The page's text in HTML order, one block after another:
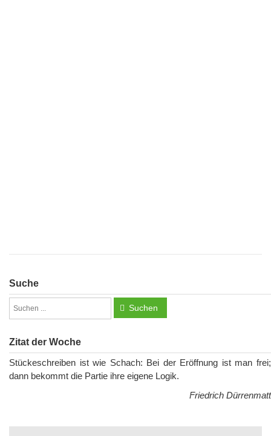
Suche
Suchen
Zitat der Woche
Stückeschreiben ist wie Schach: Bei der Eröffnung ist man frei;
dann bekommt die Partie ihre eigene Logik.
Friedrich Dürrenmatt